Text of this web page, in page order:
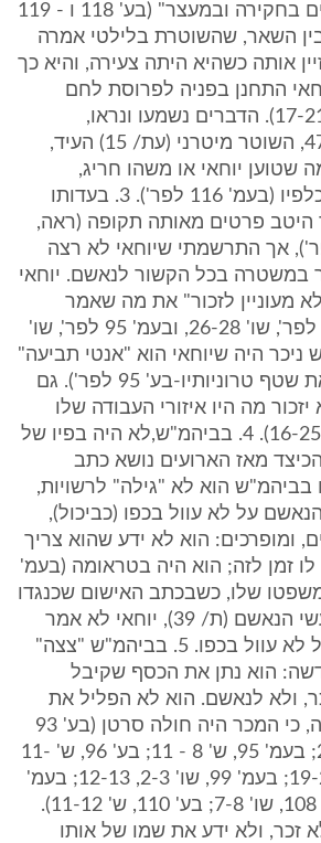
משקר...לגבי התנאים בחקירה ובמעצר" (בע' 118 ו - 119
השאר, שהשוטרת בלילטי אמרה
אותה כשהיא היתה צעירה, והיא כך
התחנן בפניה לפרוסת לחם
(בעמ' 95 לפר', ש' 17-21). הדברים נשמעו ונראו,
מופרכים. לגבי ת/ 47, השוטר מיטרני (עת/ 15) העיד,
שטוען יוחאי או משהו חריג,
והכחיש את הנטען כלפיו (בעמ' 116 לפר'). 3. בעדותו
היטב פרטים מאותה תקופה (ראה,
בעמ' 95 לפר'), אך התרשמתי שיוחאי לא רצה
במשטרה בכל הקשור לנאשם. יוחאי
מעוניין לזכור" את מה שאמר
במשטרה (בעמ' 94 לפר', שו' 26-28, ובעמ' 95 לפר', שו'
ניכר היה שיוחאי הוא "אנטי תביעה"
במובהק (ראה גם את שטף טרוניותיו-בע' 95 לפר'). גם
מה היו איזורי העבודה שלו
(בעמ' 94 לפר', שו' 16-25). 4. בביהמ"ש,לא היה בפיו של
מאז הארועים נושא כתב
בביהמ"ש הוא לא "גילה" לרשויות,
על לא עוול בכפו (כביכול),
ומופרכים: הוא לא ידע שהוא צריך
זמן לזה; הוא היה בטראומה (בעמ'
במשפטו שלו, כשבכתב האישום שכנגדו
שוב ושוב פורטו מעשי הנאשם (ת/ 39), יוחאי לא אמר
שהנאשם מואשם על לא עוול בכפו. 5. בביהמ"ש "צצה"
הוא נתן את הכסף שקיבל
ולא לנאשם. הוא לא הפליל את
אותו"מכר" במשטרה, כי המכר היה חולה סרטן (בע' 93
לפר', שו' 16-18, 24; בעמ' 95, ש' 8 - 11; בע' 96, ש' 11-
15; בעמ' 98, ש' 19-21; בעמ' 99, שו' 2-3, 12-13; בעמ'
107, שו' 3-4; בעמ' 108, שו' 7-8; בע' 110, ש' 11-12).
זכר, ולא ידע את שמו של אותו